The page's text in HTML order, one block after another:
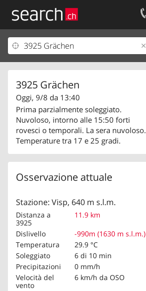
3925 Grächen
Oggi, 9/8 da 13:40
Prima parzialmente soleggiato.
Nuvoloso, intorno alle 15:50 forti
rovesci o temporali. La sera nuvoloso.
Temperature tra 17 e 25 gradi.
Osservazione attuale
Stazione: Visp, 640 m s.l.m.
Distanza a
3925
11.9 km
Dislivello
-990m (1630 m s.l.m.)
Temperatura
29.9 °C
Soleggiato
6 di 10 min
Precipitazioni
0 mm/h
Velocità del
vento
6 km/h da OSO
Il vostro profolio
Area clienti
Informazioni Legali